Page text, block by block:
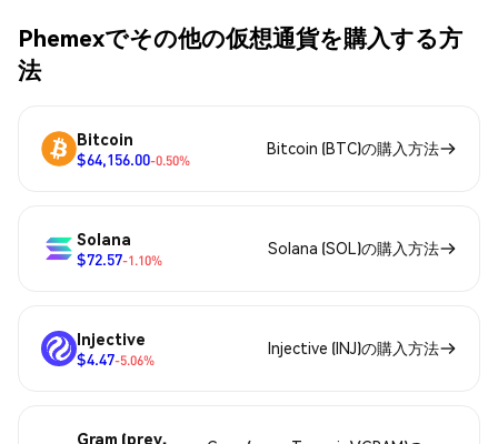
Phemexでその他の仮想通貨を購入する方
法
Bitcoin
$64,156.00-0.50%
Bitcoin (BTC)の購入方法
Solana
$72.57-1.10%
Solana (SOL)の購入方法
Injective
$4.47-5.06%
Injective (INJ)の購入方法
Gram (prev.